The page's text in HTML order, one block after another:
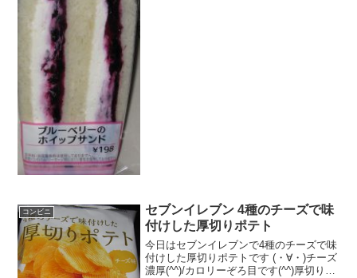
コンビニ
セブンイレブン 4種のチーズで味
付けした厚切りポテト
今日はセブンイレブンで4種のチーズで味
付けした厚切りポテトです (・∀・)チーズ
濃厚(^^)/カロリーぞろ目です(^^)厚切り